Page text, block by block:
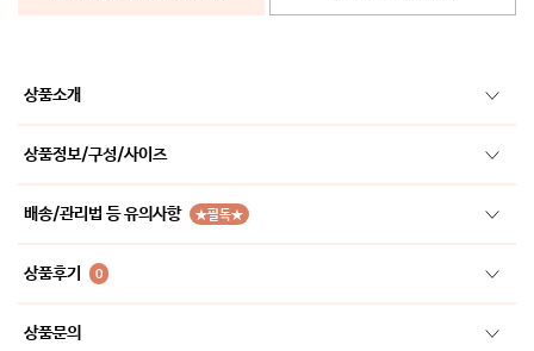
상품소개
상품정보/구성/사이즈
배송/관리법 등 유의사항 ★필독★
상품후기 0
상품문의